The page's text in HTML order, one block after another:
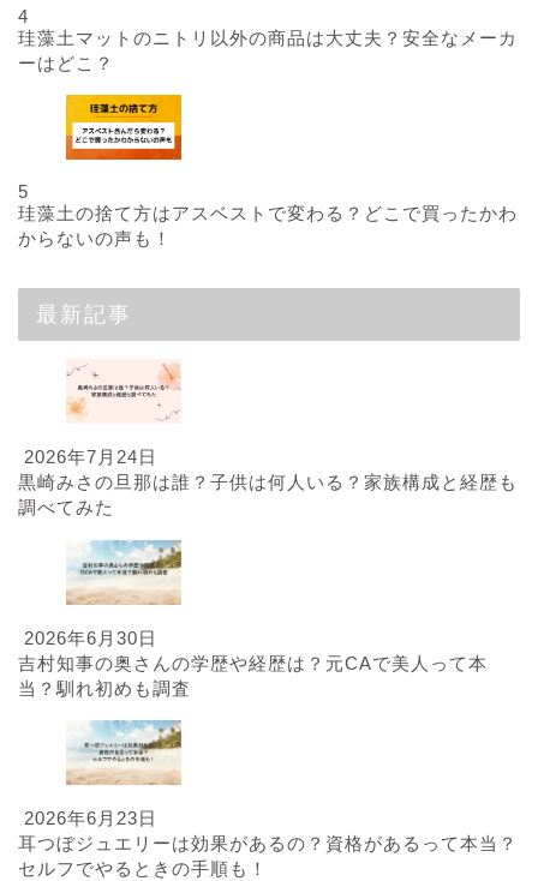
4
珪藻土マットのニトリ以外の商品は大丈夫？安全なメーカ
ーはどこ？
5
珪藻土の捨て方はアスベストで変わる？どこで買ったかわ
からないの声も！
最新記事
2026年7月24日
黒崎みさの旦那は誰？子供は何人いる？家族構成と経歴も
調べてみた
2026年6月30日
吉村知事の奥さんの学歴や経歴は？元CAで美人って本
当？馴れ初めも調査
2026年6月23日
耳つぼジュエリーは効果があるの？資格があるって本当？
セルフでやるときの手順も！